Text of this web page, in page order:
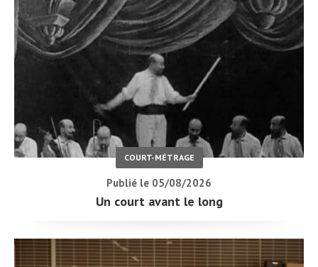
COURT-MÉTRAGE
Publié le 05/08/2026
Un court avant le long